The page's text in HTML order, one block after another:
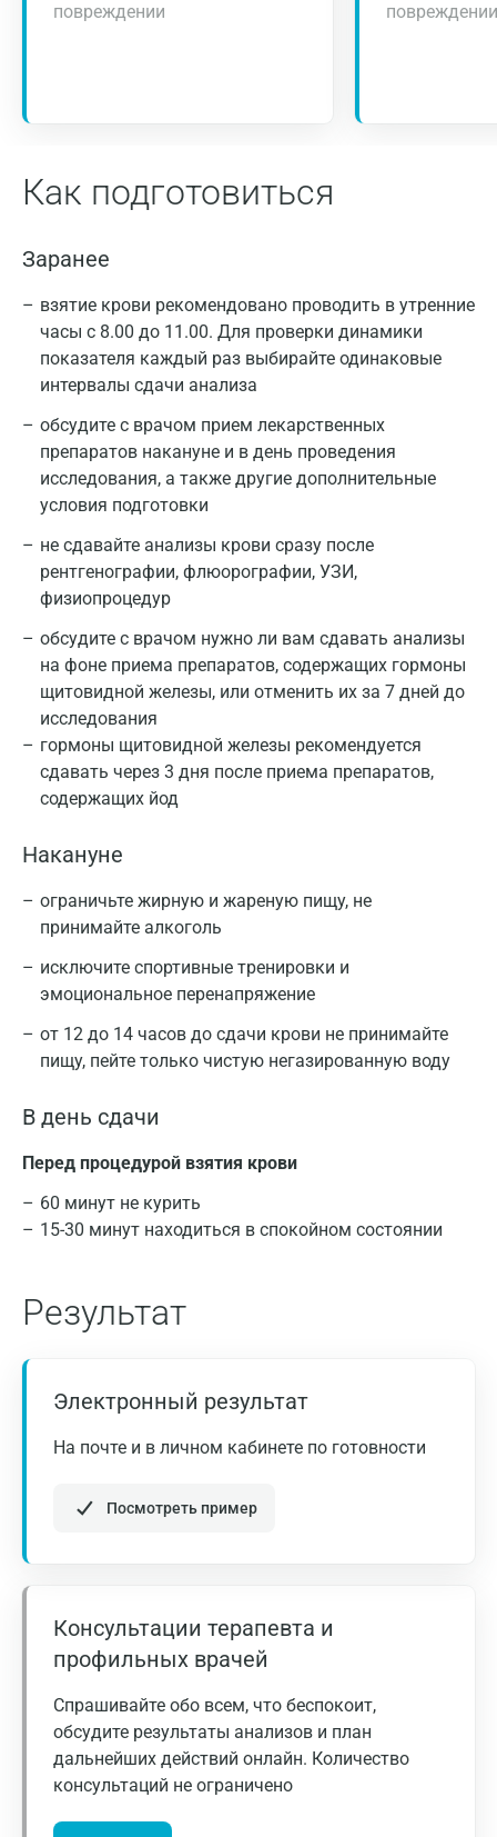
повреждении
повреждении
Как подготовиться
Заранее
взятие крови рекомендовано проводить в утренние
часы с 8.00 до 11.00. Для проверки динамики
показателя каждый раз выбирайте одинаковые
интервалы сдачи анализа
обсудите с врачом прием лекарственных
препаратов накануне и в день проведения
исследования, а также другие дополнительные
условия подготовки
не сдавайте анализы крови сразу после
рентгенографии, флюорографии, УЗИ,
физиопроцедур
обсудите с врачом нужно ли вам сдавать анализы
на фоне приема препаратов, содержащих гормоны
щитовидной железы, или отменить их за 7 дней до
исследования
гормоны щитовидной железы рекомендуется
сдавать через 3 дня после приема препаратов,
содержащих йод
Накануне
ограничьте жирную и жареную пищу, не
принимайте алкоголь
исключите спортивные тренировки и
эмоциональное перенапряжение
от 12 до 14 часов до сдачи крови не принимайте
пищу, пейте только чистую негазированную воду
В день сдачи
Перед процедурой взятия крови
60 минут не курить
15-30 минут находиться в спокойном состоянии
Результат
Электронный результат
На почте и в личном кабинете по готовности
Посмотреть пример
Консультации терапевта и
профильных врачей
Спрашивайте обо всем, что беспокоит,
обсудите результаты анализов и план
дальнейших действий онлайн. Количество
консультаций не ограничено